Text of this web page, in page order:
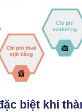
biệt khi